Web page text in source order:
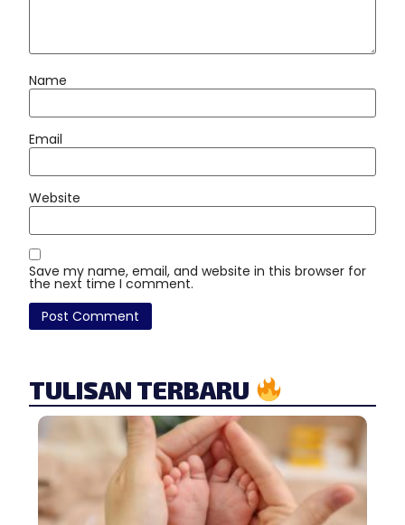
Name
Email
Website
Save my name, email, and website in this browser for
the next time I comment.
TULISAN TERBARU